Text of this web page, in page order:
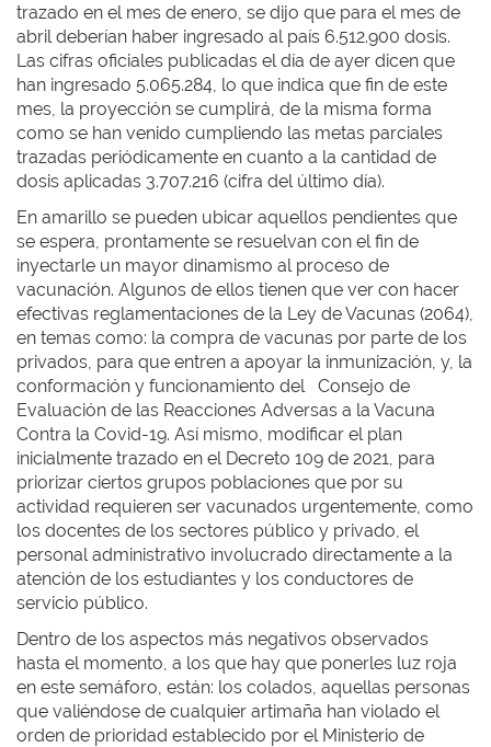
trazado en el mes de enero, se dijo que para el mes de
abril deberían haber ingresado al país 6.512.900 dosis.
Las cifras oficiales publicadas el día de ayer dicen que
han ingresado 5.065.284, lo que indica que fin de este
mes, la proyección se cumplirá, de la misma forma
como se han venido cumpliendo las metas parciales
trazadas periódicamente en cuanto a la cantidad de
dosis aplicadas 3.707.216 (cifra del último día).
En amarillo se pueden ubicar aquellos pendientes que
se espera, prontamente se resuelvan con el fin de
inyectarle un mayor dinamismo al proceso de
vacunación. Algunos de ellos tienen que ver con hacer
efectivas reglamentaciones de la Ley de Vacunas (2064),
en temas como: la compra de vacunas por parte de los
privados, para que entren a apoyar la inmunización, y, la
conformación y funcionamiento del Consejo de
Evaluación de las Reacciones Adversas a la Vacuna
Contra la Covid-19. Así mismo, modificar el plan
inicialmente trazado en el Decreto 109 de 2021, para
priorizar ciertos grupos poblaciones que por su
actividad requieren ser vacunados urgentemente, como
los docentes de los sectores público y privado, el
personal administrativo involucrado directamente a la
atención de los estudiantes y los conductores de
servicio público.
Dentro de los aspectos más negativos observados
hasta el momento, a los que hay que ponerles luz roja
en este semáforo, están: los colados, aquellas personas
que valiéndose de cualquier artimaña han violado el
orden de prioridad establecido por el Ministerio de